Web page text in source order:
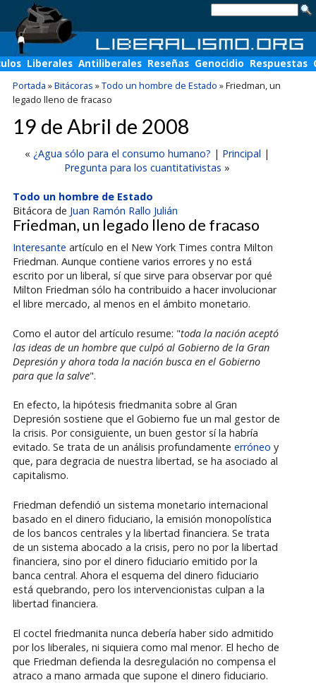
Liberales Antiliberales Reseñas Genocidio Respuestas
Portada »Bitácoras »Todo un hombre de Estado »Friedman, un
legado lleno de fracaso
19 de Abril de 2008
« ¿Agua sólo para el consumo humano? | Principal |
Pregunta para los cuantitativistas »
Todo un hombre de Estado
Bitácora de Juan Ramón Rallo Julián
Friedman, un legado lleno de fracaso
Interesante artículo en el New York Times contra Milton
Friedman. Aunque contiene varios errores y no está
escrito por un liberal, sí que sirve para observar por qué
Milton Friedman sólo ha contribuido a hacer involucionar
el libre mercado, al menos en el ámbito monetario.
Como el autor del artículo resume: "toda la nación aceptó
las ideas de un hombre que culpó al Gobierno de la Gran
Depresión y ahora toda la nación busca en el Gobierno
para que la salve".
En efecto, la hipótesis friedmanita sobre al Gran
Depresión sostiene que el Gobierno fue un mal gestor de
la crisis. Por consiguiente, un buen gestor sí la habría
evitado. Se trata de un análisis profundamente erróneo y
que, para degracia de nuestra libertad, se ha asociado al
capitalismo.
Friedman defendió un sistema monetario internacional
basado en el dinero fiduciario, la emisión monopolística
de los bancos centrales y la libertad financiera. Se trata
de un sistema abocado a la crisis, pero no por la libertad
financiera, sino por el dinero fiduciario emitido por la
banca central. Ahora el esquema del dinero fiduciario
está quebrando, pero los intervencionistas culpan a la
libertad financiera.
El coctel friedmanita nunca debería haber sido admitido
por los liberales, ni siquiera como mal menor. El hecho de
que Friedman defienda la desregulación no compensa el
atraco a mano armada que supone el dinero fiduciario.